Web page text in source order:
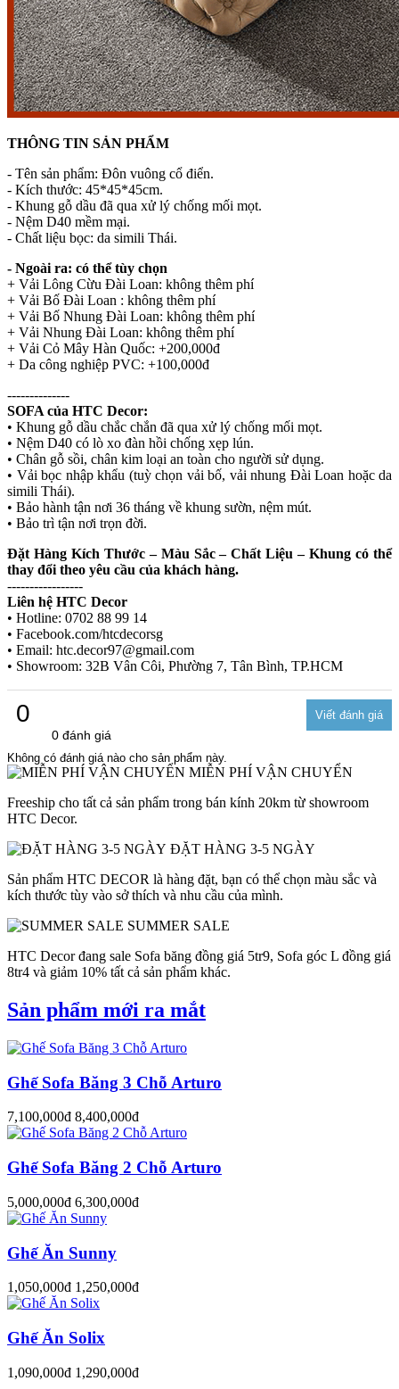
THÔNG TIN SẢN PHẨM
- Tên sản phẩm: Đôn vuông cổ điển.
- Kích thước: 45*45*45cm.
- Khung gỗ dầu đã qua xử lý chống mối mọt.
- Nệm D40 mềm mại.
- Chất liệu bọc: da simili Thái.
- Ngoài ra: có thể tùy chọn
+ Vải Lông Cừu Đài Loan: không thêm phí
+ Vải Bố Đài Loan : không thêm phí
+ Vải Bố Nhung Đài Loan: không thêm phí
+ Vải Nhung Đài Loan: không thêm phí
+ Vải Cỏ Mây Hàn Quốc: +200,000đ
+ Da công nghiệp PVC: +100,000đ
--------------
SOFA của HTC Decor:
• Khung gỗ dầu chắc chắn đã qua xử lý chống mối mọt.
• Nệm D40 có lò xo đàn hồi chống xẹp lún.
• Chân gỗ sồi, chân kim loại an toàn cho người sử dụng.
• Vải bọc nhập khẩu (tuỳ chọn vải bố, vải nhung Đài Loan hoặc da
simili Thái).
• Bảo hành tận nơi 36 tháng về khung sườn, nệm mút.
• Bảo trì tận nơi trọn đời.
Đặt Hàng Kích Thước – Màu Sắc – Chất Liệu – Khung có thể
thay đổi theo yêu cầu của khách hàng.
-----------------
Liên hệ HTC Decor
• Hotline: 0702 88 99 14
• Facebook.com/htcdecorsg
• Email: htc.decor97@gmail.com
• Showroom: 32B Vân Côi, Phường 7, Tân Bình, TP.HCM
0
0 đánh giá
Không có đánh giá nào cho sản phẩm này.
MIỄN PHÍ VẬN CHUYỂN
Freeship cho tất cả sản phẩm trong bán kính 20km từ showroom
HTC Decor.
ĐẶT HÀNG 3-5 NGÀY
Sản phẩm HTC DECOR là hàng đặt, bạn có thể chọn màu sắc và
kích thước tùy vào sở thích và nhu cầu của mình.
SUMMER SALE
HTC Decor đang sale Sofa băng đồng giá 5tr9, Sofa góc L đồng giá
8tr4 và giảm 10% tất cả sản phẩm khác.
Sản phẩm mới ra mắt
Ghế Sofa Băng 3 Chỗ Arturo
7,100,000đ 8,400,000đ
Ghế Sofa Băng 2 Chỗ Arturo
5,000,000đ 6,300,000đ
Ghế Ăn Sunny
1,050,000đ 1,250,000đ
Ghế Ăn Solix
1,090,000đ 1,290,000đ